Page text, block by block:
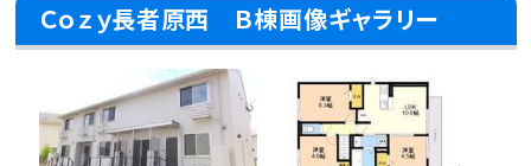
Ｃｏｚｙ長者原西 Ｂ棟画像ギャラリー